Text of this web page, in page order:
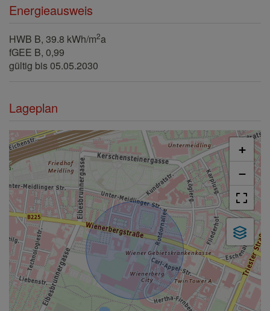
Energieausweis
HWB B, 39.8 kWh/m2a
fGEE B, 0,99
gültig bis05.05.2030
Lageplan
+
−